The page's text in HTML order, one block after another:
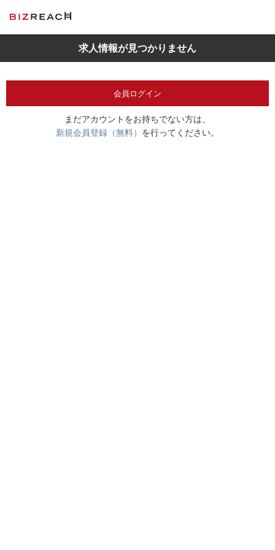
求人情報が見つかりません
会員ログイン
まだアカウントをお持ちでない方は、
新規会員登録（無料） を行ってください。